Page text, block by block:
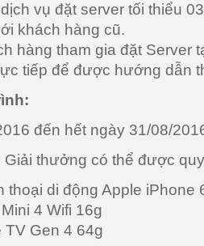
vụ đặt server tối thiểu
khách hàng cũ.
hàng tham gia đặt Server
tiếp để được hướng dẫn
đến hết ngày 31/08/
Giải thưởng có thể được
thoại di động Apple iPhone
4 Wifi 16g
TV Gen 4 64g